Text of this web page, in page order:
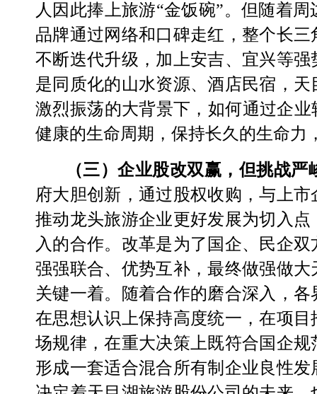
人因此捧上旅游“金饭碗”。但随着周
品牌通过网络和口碑走红， 整个长三
不断迭代升级，加上安吉、宜兴等
是同质化的山水资源、酒店民宿， 天
激烈振荡的大背景下， 如何通过企
健康的生命周期，保持长久的生命力
（三）企业股改双赢，但挑战严
府大胆创新，通过股权收购，与上市
推动龙头旅游企业更好发展为切入点
入的合作。 改革是为了国企、民企
强强联合、优势互补，最终做强做
关键一着。随着合作的磨合深入，
在思想认识上保持高度统一，在项
场规律，在重大决策上既符合国企
形成一套适合混合所有制企业良性